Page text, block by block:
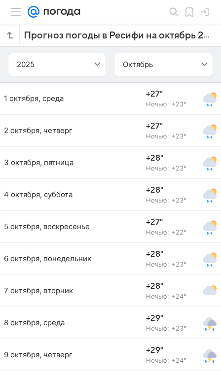
Прогноз погоды в Ресифи на октябрь 2025 года
2025 Октябрь
1 октября, среда +27°
Ночью: +23°
2 октября, четверг +27°
Ночью: +23°
3 октября, пятница +28°
Ночью: +23°
4 октября, суббота +28°
Ночью: +23°
5 октября, воскресенье +27°
Ночью: +22°
6 октября, понедельник +28°
Ночью: +23°
7 октября, вторник +28°
Ночью: +24°
8 октября, среда +29°
Ночью: +23°
9 октября, четверг +29°
Ночью: +24°